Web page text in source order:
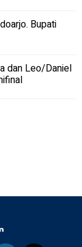
Bupati
dan Leo/Daniel